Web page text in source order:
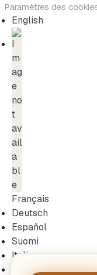
· Paramètres des
English
Français
Deutsch
Español
Suomi
Italiano
Dansk